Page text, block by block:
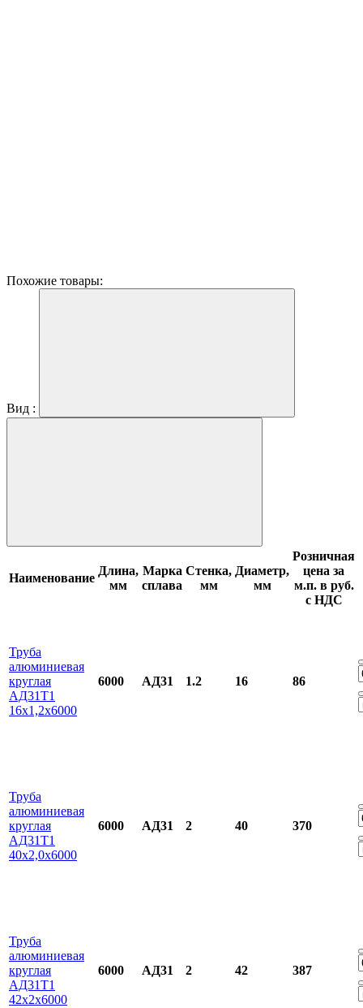
Похожие товары:
Вид :
Наименование
Длина,
мм
Марка
сплава
Стенка,
мм
Диаметр,
мм
Розничная
цена за
м.п. в руб.
с НДС
Труба
алюминиевая
круглая
АД31Т1
16х1,2х6000
6000 АД31 1.2 16 86
Труба
алюминиевая
круглая
АД31Т1
40х2,0х6000
6000 АД31 2 40 370
Труба
алюминиевая
круглая
АД31Т1
42х2х6000
6000 АД31 2 42 387